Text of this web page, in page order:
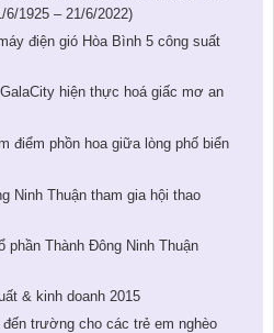
1925 – 21/6/2022)
điện gió Hòa Bình 5 công suất
hiện thực hoá giấc mơ an
điểm phồn hoa giữa lòng phố biển
Ninh Thuận tham gia hội thao
phần Thành Đông Ninh Thuận
& kinh doanh 2015
trường cho các trẻ em nghèo